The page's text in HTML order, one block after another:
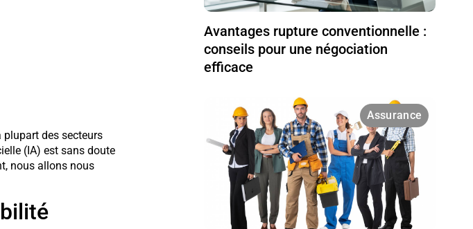
des secteurs
(IA) est sans doute
nous allons nous
Avantages rupture conventionnelle :
conseils pour une négociation
efficace
Assurance